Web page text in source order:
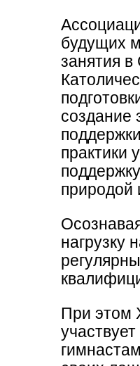
будущих
занятия
создание
практики
природой
нагрузку
При этом